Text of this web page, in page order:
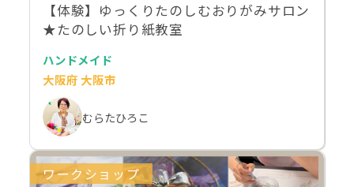
【体験】ゆっくりたのしむおりがみサロン
★たのしい折り紙教室
ハンドメイド
大阪府 大阪市
むらたひろこ
ワークショップ